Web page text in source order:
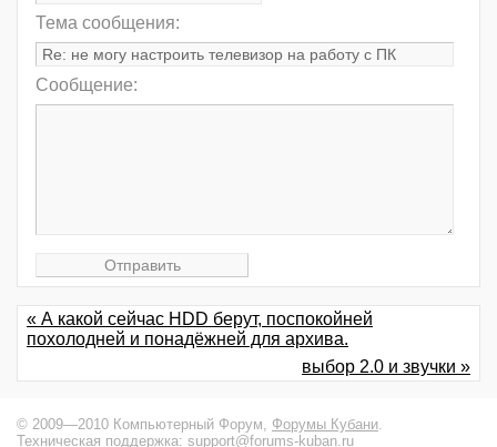
Тема сообщения:
Сообщение:
« А какой сейчас HDD берут, поспокойней
похолодней и понадёжней для архива.
выбор 2.0 и звучки »
© 2009—2010 Компьютерный Форум, Форумы Кубани.
Техническая поддержка: support@forums-kuban.ru